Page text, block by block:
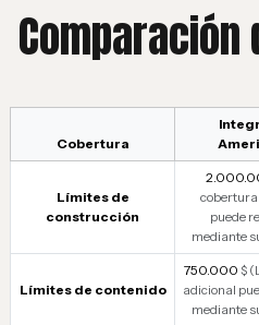
Cobertura
Límites de
construcción
puede
mediante
Límites de contenido
750.000 $
adicional
mediante